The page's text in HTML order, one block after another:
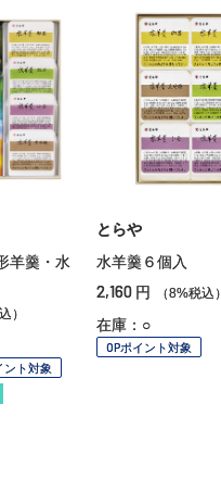
羊羹・水
）
ント対象
とらや
水羊羹６個入
2,160 円 （8%税込）
在庫：○
OPポイント対象